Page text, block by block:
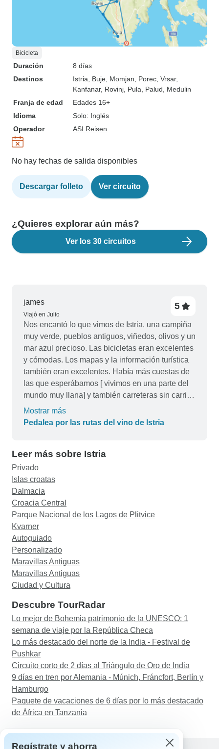
Bicicleta
Duración
8 días
Destinos
Istria , Buje , Momjan , Porec , Vrsar,
Kanfanar, Rovinj , Pula , Palud , Medulin
Franja de edad
Edades 16+
Idioma
Solo: Inglés
Operador
ASI Reisen
No hay fechas de salida disponibles
Descargar folleto Ver circuito
¿Quieres explorar aún más?
Ver los 30 circuitos
james
Viajó en Julio
5
Nos encantó lo que vimos de Istria, una campiña
muy verde, pueblos antiguos, viñedos, olivos y un
mar azul precioso. Las bicicletas eran excelentes
y cómodas. Los mapas y la información turística
también eran excelentes. Había más cuestas de
las que esperábamos [ vivimos en una parte del
mundo muy llana] y también carreteras sin carril
bici, algunas con mucho tráfico. si volviéramos a
hacer este viaje, elegiríamos bicicletas eléctricas.
Mostrar más
Pedalea por las rutas del vino de Istria
Leer más sobre Istria
Privado
Islas croatas
Dalmacia
Croacia Central
Parque Nacional de los Lagos de Plitvice
Kvarner
Autoguiado
Personalizado
Maravillas Antiguas
Maravillas Antiguas
Ciudad y Cultura
Descubre TourRadar
Lo mejor de Bohemia patrimonio de la UNESCO: 1
semana de viaje por la República Checa
Lo más destacado del norte de la India - Festival de
Pushkar
Circuito corto de 2 días al Triángulo de Oro de India
9 días en tren por Alemania - Múnich, Fráncfort, Berlín y
Hamburgo
Paquete de vacaciones de 6 días por lo más destacado
de África en Tanzania
Regístrate y ahorra